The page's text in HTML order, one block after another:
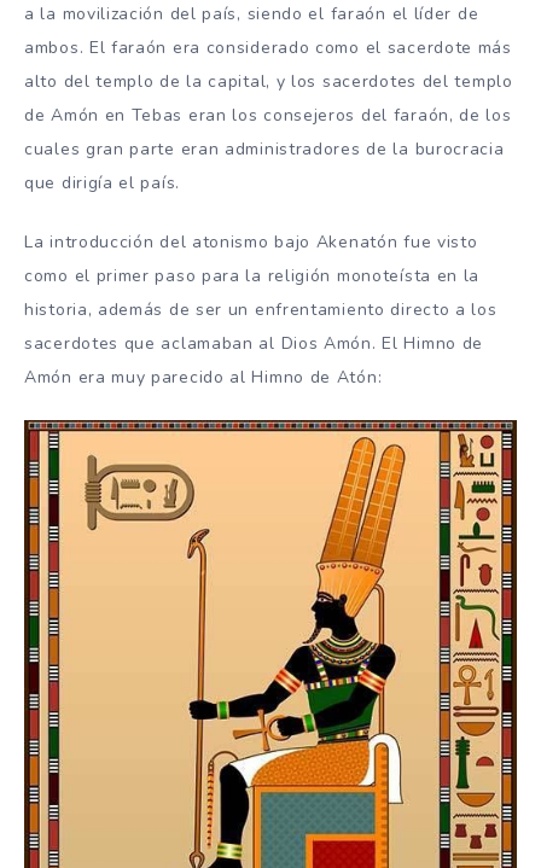
a la movilización del país, siendo el faraón el líder de
ambos. El faraón era considerado como el sacerdote más
alto del templo de la capital, y los sacerdotes del templo
de Amón en Tebas eran los consejeros del faraón, de los
cuales gran parte eran administradores de la burocracia
que dirigía el país.
La introducción del atonismo bajo Akenatón fue visto
como el primer paso para la religión monoteísta en la
historia, además de ser un enfrentamiento directo a los
sacerdotes que aclamaban al Dios Amón. El Himno de
Amón era muy parecido al Himno de Atón: